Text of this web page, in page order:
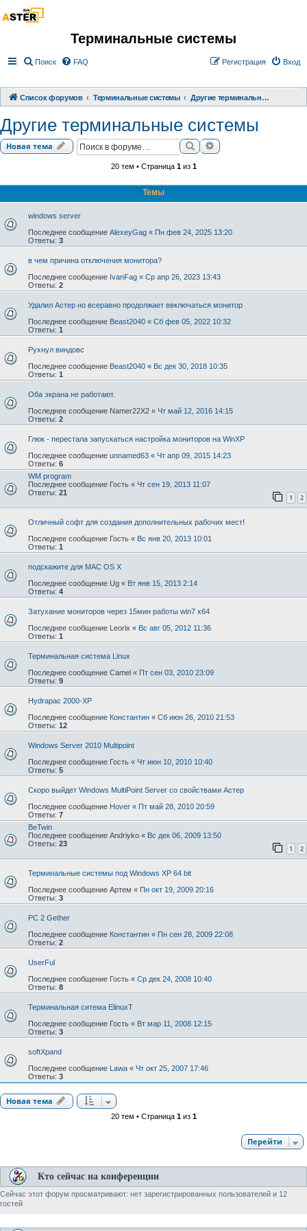
Терминальные системы
Поиск FAQ Вход
Регистрация
Список форумов Терминальные системы Другие терминальные системы
Другие терминальные системы
Новая тема ПоискРасширенный поиск
20 тем • Страница 1из 1
Темы
windows server
Последнее сообщение AlexeyGag « Пн фев 24, 2025 13:20
Ответы: 3
в чем причина отключения монитора?
Последнее сообщение IvanFag « Ср апр 26, 2023 13:43
Ответы: 2
Удалил Астер но всеравно продолжает ввключаться монитор
Последнее сообщение Beast2040 « Сб фев 05, 2022 10:32
Ответы: 1
Рухнул виндовс
Последнее сообщение Beast2040 « Вс дек 30, 2018 10:35
Ответы: 1
Оба экрана не работают.
Последнее сообщение Namer22X2 « Чт май 12, 2016 14:15
Ответы: 2
Глюк - перестала запускаться настройка мониторов на WinXP
Последнее сообщение unnamed63 « Чт апр 09, 2015 14:23
Ответы: 6
WM program
Последнее сообщение Гость « Чт сен 19, 2013 11:07
Ответы: 21
1 2
Отличный софт для создания дополнительных рабочих мест!
Последнее сообщение Гость « Вс янв 20, 2013 10:01
Ответы: 1
подскажите для MAC OS X
Последнее сообщение Ug « Вт янв 15, 2013 2:14
Ответы: 4
Затухание мониторов через 15мин работы win7 x64
Последнее сообщение Leorix « Вс авг 05, 2012 11:36
Ответы: 1
Терминальная система Linux
Последнее сообщение Camel « Пт сен 03, 2010 23:09
Ответы: 9
Hydrapac 2000-XP
Последнее сообщение Константин « Сб июн 26, 2010 21:53
Ответы: 12
Windows Server 2010 Multipoint
Последнее сообщение Гость « Чт июн 10, 2010 10:40
Ответы: 5
Скоро выйдет Windows MultiPoint Server со свойствами Астер
Последнее сообщение Hover « Пт май 28, 2010 20:59
Ответы: 7
BeTwin
Последнее сообщение Andriyko « Вс дек 06, 2009 13:50
Ответы: 23
1 2
Терминальные системы под Windows XP 64 bit
Последнее сообщение Артем « Пн окт 19, 2009 20:16
Ответы: 3
PC 2 Gether
Последнее сообщение Константин « Пн сен 28, 2009 22:08
Ответы: 2
UserFul
Последнее сообщение Гость « Ср дек 24, 2008 10:40
Ответы: 8
Терминальная ситема ElinuxT
Последнее сообщение Гость « Вт мар 11, 2008 12:15
Ответы: 3
softXpand
Последнее сообщение Lawa « Чт окт 25, 2007 17:46
Ответы: 3
Новая тема
20 тем • Страница 1из 1
Перейти
Кто сейчас на конференции
Сейчас этот форум просматривают: нет зарегистрированных пользователей и 12
гостей